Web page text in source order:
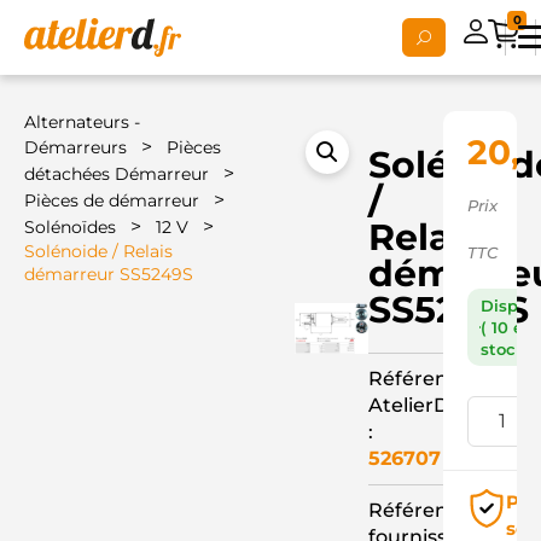
0
Alternateurs -
Démarreurs
>
Pièces
détachées Démarreur
>
Pièces de démarreur >
Solénoïdes > 12 V >
Solénoide / Relais
démarreur SS5249S
/
Relais
SS5249S
Référence
AtelierD
:
526707
Référence
Prix
TTC
( 10 en
stock )